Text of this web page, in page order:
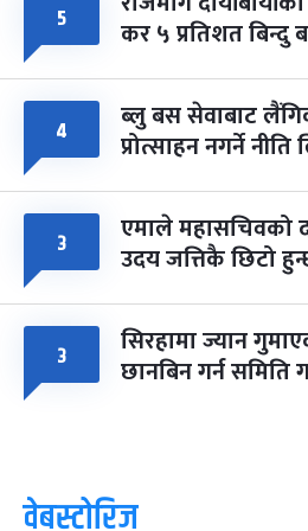
५ कर ५ प्रतिशत बिन्दु
४ ब्लु बस सेवाबाट
प्रोत्साहन नगर्ने नीति
३ एमाले महासचिवको
उदय जत्तिकै छिटो
३ सिरहामा ज्यान
छानबिन गर्न समिति
वेबस्टोरिज